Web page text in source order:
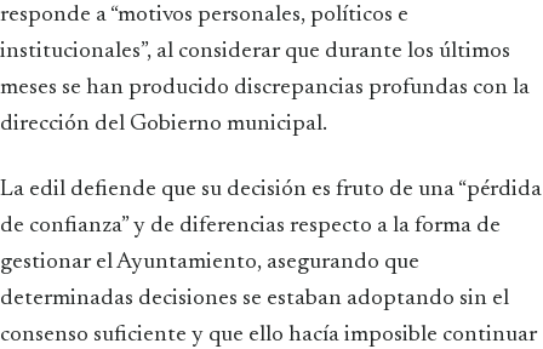
responde a “motivos personales, políticos e
institucionales”, al considerar que durante los últimos
meses se han producido discrepancias profundas con la
dirección del Gobierno municipal.
La edil defiende que su decisión es fruto de una “pérdida
de confianza” y de diferencias respecto a la forma de
gestionar el Ayuntamiento, asegurando que
determinadas decisiones se estaban adoptando sin el
consenso suficiente y que ello hacía imposible continuar